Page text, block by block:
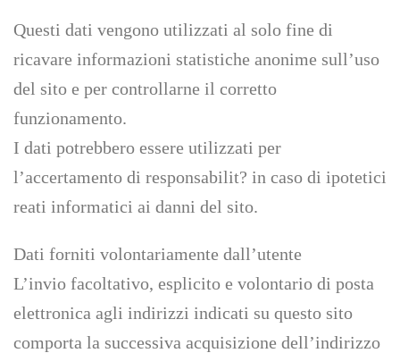
Questi dati vengono utilizzati al solo fine di
ricavare informazioni statistiche anonime sull’uso
del sito e per controllarne il corretto
funzionamento.
I dati potrebbero essere utilizzati per
l’accertamento di responsabilit? in caso di ipotetici
reati informatici ai danni del sito.
Dati forniti volontariamente dall’utente
L’invio facoltativo, esplicito e volontario di posta
elettronica agli indirizzi indicati su questo sito
comporta la successiva acquisizione dell’indirizzo